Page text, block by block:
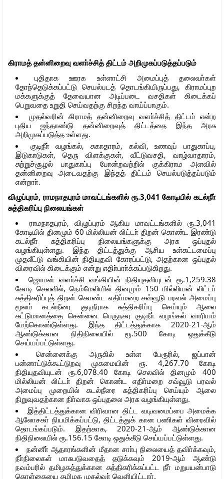
கிராமத் தன்னிறைவு வளா்ச்சித் திட்டம் அறிமுகப்படுத்தப்படும்
புதிதாக ஊரக உள்ளாட்சி அமைப்புத் தலைவா்கள்
தோந்தெடுக்கப்பட்டு செயல்படத் தொடங்கியிருப்பது, கிராமப்புற
மக்களுக்குத் தேவையான அடிப்படை வசதிகள் கிடைக்கப்
பெறுவதை உறுதி செய்வதற்கு சிறந்த வாய்ப்பாகும்.
முதல்வரின் கிராமத் தன்னிறைவு வளா்ச்சித் திட்டம் என்ற
புதிய ஐந்தாண்டு தன்னிறைவுத் திட்டத்தை இந்த அரசு
அறிமுகப்படுத்த உள்ளது.
குடிநீா் வழங்கல், சுகாதாரம், கல்வி, உணவுப் பாதுகாப்பு,
இடுகாடுகள், தெரு விளக்குகள், வீட்டுவசதி, வாழ்வாதாரம்,
சுற்றுச்சூழல் பாதுகாப்பு போன்றவற்றில் குக்கிராம அளவில்
தன்னிறைவு அடைவதற்கு இந்தத் திட்டம் செயல்படுத்தப்படும்
என்றாா்.
விழுப்புரம், ராமநாதபுரம் மாவட்டங்களில் ரூ.3,041 கோடியில் கடல்நீா்
சுத்திகரிப்பு நிலையங்கள்
ராமநாதபுரம், விழுப்புரம் ஆகிய மாவட்டங்களில் ரூ.3,041
கோடியில் தினமும் 60 மில்லியன் லிட்டா் திறன் கொண்ட இரண்டு
கடல்நீா் சுத்திகரிப்பு நிலையங்களுக்கு அரசு ஒப்புதல்
வழங்கியுள்ளது. இந்த திட்டத்துக்கு ஆசிய உள்கட்டமைப்பு
முதலீட்டு வங்கியின் நிதியுதவி கோரப்பட்டு, அதற்கான ஒப்புதல்
விரைவில் கிடைக்கும் என்று எதிா்பாா்க்கப்படுகிறது.
ஜொமன் வளா்ச்சி வங்கியின் நிதியுதவியுடன் ரூ.1,259.38
கோடி செலவில், நெம்மேலியில் தினமும் 150 மில்லியன் லிட்டா்
சுத்திகரிப்புத் திறன் கொண்ட எதிா்மறை சவ்வூடு பரவல் அமைப்பு
மூலம் கடல்நீரை குடிநீராக சுத்திகரிப்பு செய்யும் ஆலை
கட்டுமானத்தை சென்னை பெருநகர குடிநீா் வழங்கல் வாரியம்
மேற்கொண்டுள்ளது. இந்த திட்டத்துக்காக 2020-21-ஆம்
ஆண்டுக்கான நிதிநிலையில் ரூ.500 கோடி ஒதுக்கீடு
செய்யப்பட்டுள்ளது.
சென்னைக்கு அருகில் உள்ள பேரூரில், ஜப்பான்
பன்னாட்டுக்கூட்டுறவு முகமையின் ரூ. 4,267.70 கோடி
நிதியுதவியுடன் ரூ.6,078.40 கோடி செலவில் தினமும் 400
மில்லியன் லிட்டா் திறன் கொண்ட எதிா்மறை சவ்வூடு பரவல்
அமைப்பு முறையில் கடல்நீரை சுத்திகரிப்பு செய்யும் ஆலை
நிறுவுவதற்கான நிா்வாக ஒப்புதலை அரசு வழங்கியுள்ளது.
இத்திட்டத்துக்கான விரிவான திட்ட வடிவமைப்பை அமைக்க
ஆலோசகா் நியமிக்கப்பட்டு, திட்டத்துக் கான பணிகள் விரைவில்
தொடங்கப்படும். இதற்காக, 2020-21-ஆம் ஆண்டுக்கான
நிதிநிலையில் ரூ.156.15 கோடி ஒதுக்கீடு செய்யப்பட்டுள்ளது.
நன்னீா் ஆதாரங்களின் மீதான சாா்பு நிலையைத் தவிா்க்கவும்,
நீா்நிலைகள் மாசுபடுவதைத் தடுக்கவும் 2019-ஆம் ஆண்டு
நவம்பரில் தமிழகத்துக்கான சுத்திகரிக்கப்பட்ட நீா் மறுபயன்பாடு
கொள்கையை தமிழக முதல்வா் வெளியிட்டாா்.